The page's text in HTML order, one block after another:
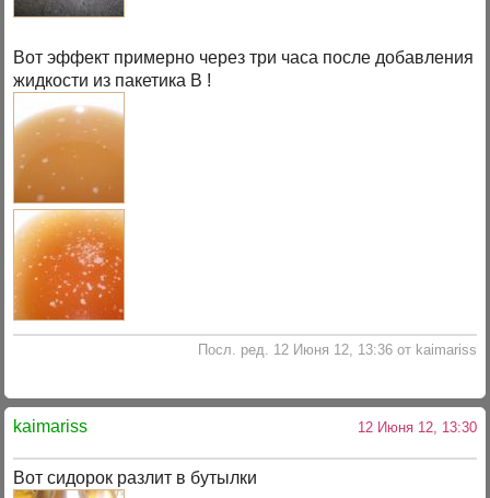
Вот эффект примерно через три часа после добавления
жидкости из пакетика В !
Посл. ред. 12 Июня 12, 13:36 от kaimariss
kaimariss 12 Июня 12, 13:30
Вот сидорок разлит в бутылки